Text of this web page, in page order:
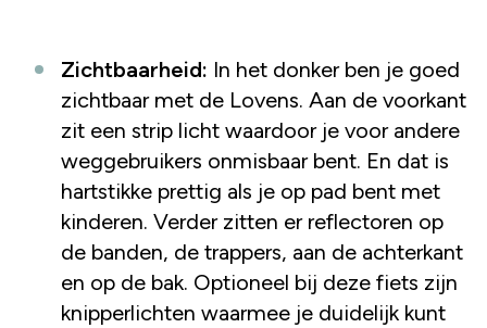
Zichtbaarheid: In het donker ben je goed
zichtbaar met de Lovens. Aan de voorkant
zit een strip licht waardoor je voor andere
weggebruikers onmisbaar bent. En dat is
hartstikke prettig als je op pad bent met
kinderen. Verder zitten er reflectoren op
de banden, de trappers, aan de achterkant
en op de bak. Optioneel bij deze fiets zijn
knipperlichten waarmee je duidelijk kunt